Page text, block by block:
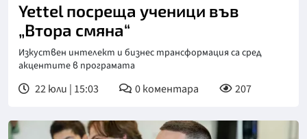
Yettel посреща ученици във
„Втора смяна“
Изкуствен интелект и бизнес трансформация са сред
акцентите в програмата
22 юли | 15:03 0коментара 207